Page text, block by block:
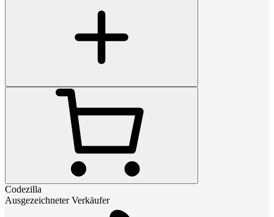
Codezilla
Ausgezeichneter Verkäufer